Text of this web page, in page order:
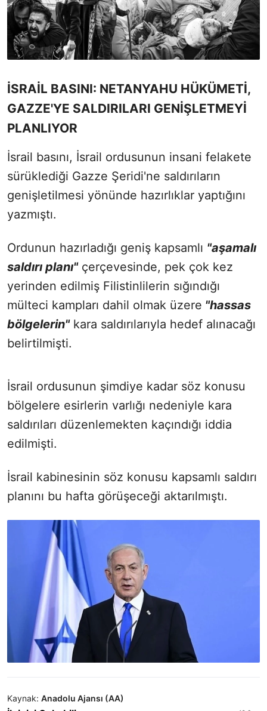
İSRAİL BASINI: NETANYAHU HÜKÜMETİ,
GAZZE'YE SALDIRILARI GENİŞLETMEYİ
PLANLIYOR
İsrail basını, İsrail ordusunun insani felakete
sürüklediği Gazze Şeridi'ne saldırıların
genişletilmesi yönünde hazırlıklar yaptığını
yazmıştı.
Ordunun hazırladığı geniş kapsamlı "aşamalı
saldırı planı" çerçevesinde, pek çok kez
yerinden edilmiş Filistinlilerin sığındığı
mülteci kampları dahil olmak üzere "hassas
bölgelerin"kara saldırılarıyla hedef alınacağı
belirtilmişti.
İsrail ordusunun şimdiye kadar söz konusu
bölgelere esirlerin varlığı nedeniyle kara
saldırıları düzenlemekten kaçındığı iddia
edilmişti.
İsrail kabinesinin söz konusu kapsamlı saldırı
planını bu hafta görüşeceği aktarılmıştı.
Kaynak: Anadolu Ajansı (AA)